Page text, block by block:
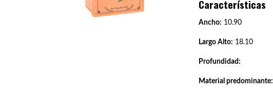
Características
Ancho: 10.90
Largo Alto: 18.10
Profundidad:
Material predominante: